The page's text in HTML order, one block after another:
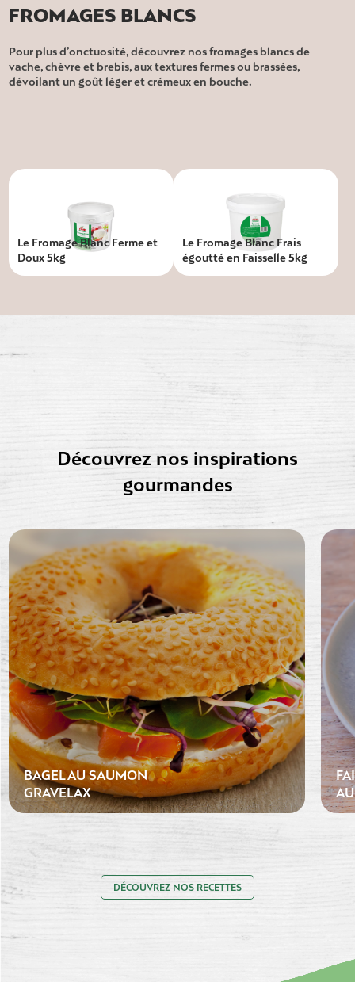
FROMAGES BLANCS
Pour plus d’onctuosité, découvrez nos fromages blancs de
vache, chèvre et brebis, aux textures fermes ou brassées,
dévoilant un goût léger et crémeux en bouche.
Le Fromage Blanc Ferme et
Doux 5kg
Le Fromage Blanc Frais
égoutté en Faisselle 5kg
Découvrez nos inspirations
gourmandes
BAGEL AU SAUMON
GRAVELAX
DÉCOUVREZ NOS RECETTES